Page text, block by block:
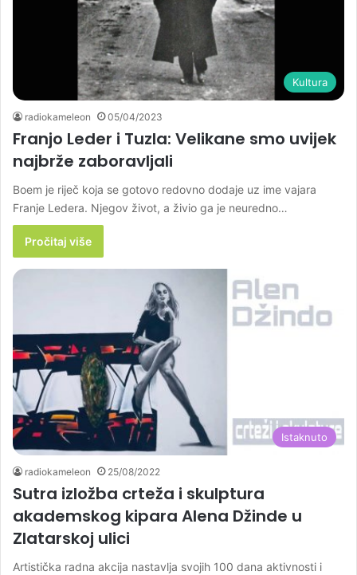
Kultura
radiokameleon 05/04/2023
Franjo Leder i Tuzla: Velikane smo uvijek
najbrže zaboravljali
Boem je riječ koja se gotovo redovno dodaje uz ime vajara
Franje Ledera. Njegov život, a živio ga je neuredno…
Pročitaj više
Istaknuto
radiokameleon 25/08/2022
Sutra izložba crteža i skulptura
akademskog kipara Alena Džinde u
Zlatarskoj ulici
Artistička radna akcija nastavlja svojih 100 dana aktivnosti i